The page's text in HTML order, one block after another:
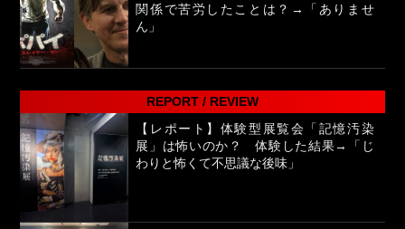
関係で苦労したことは？→「ありませ
ん」
REPORT / REVIEW
【レポート】体験型展覧会「記憶汚染
展」は怖いのか？ 体験した結果→「じ
わりと怖くて不思議な後味」